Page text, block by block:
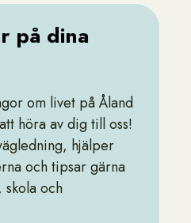
på dina
om livet på Åland
höra av dig till oss!
hjälper
och tipsar gärna
och